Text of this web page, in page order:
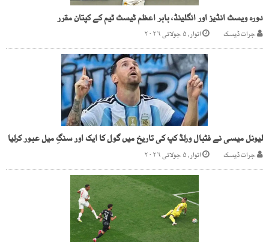
دورہ ویسٹ انڈیز اور انگلینڈ، بابر اعظم ٹیسٹ ٹیم کے کپتان مقرر
جرات ڈیسک اتوار, ۵ جولائی ۲۰۲۶
لیونل میسی نے فٹبال ورلڈ کپ کی تاریخ میں گول کا ایک اور سنگِ میل عبور کرلیا
جرات ڈیسک اتوار, ۵ جولائی ۲۰۲۶